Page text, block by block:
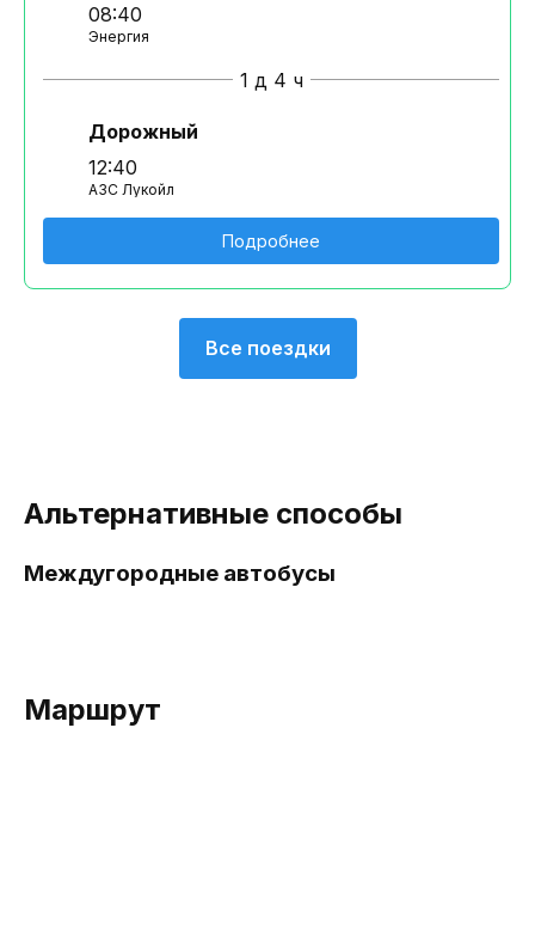
08:40
Энергия
1 д 4 ч
Дорожный
12:40
АЗС Лукойл
Подробнее
Все поездки
Альтернативные способы
Междугородные автобусы
Маршрут